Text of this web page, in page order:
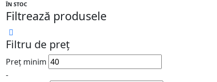
ÎN STOC
Filtrează produsele
Filtru de preț
Preț minim
-